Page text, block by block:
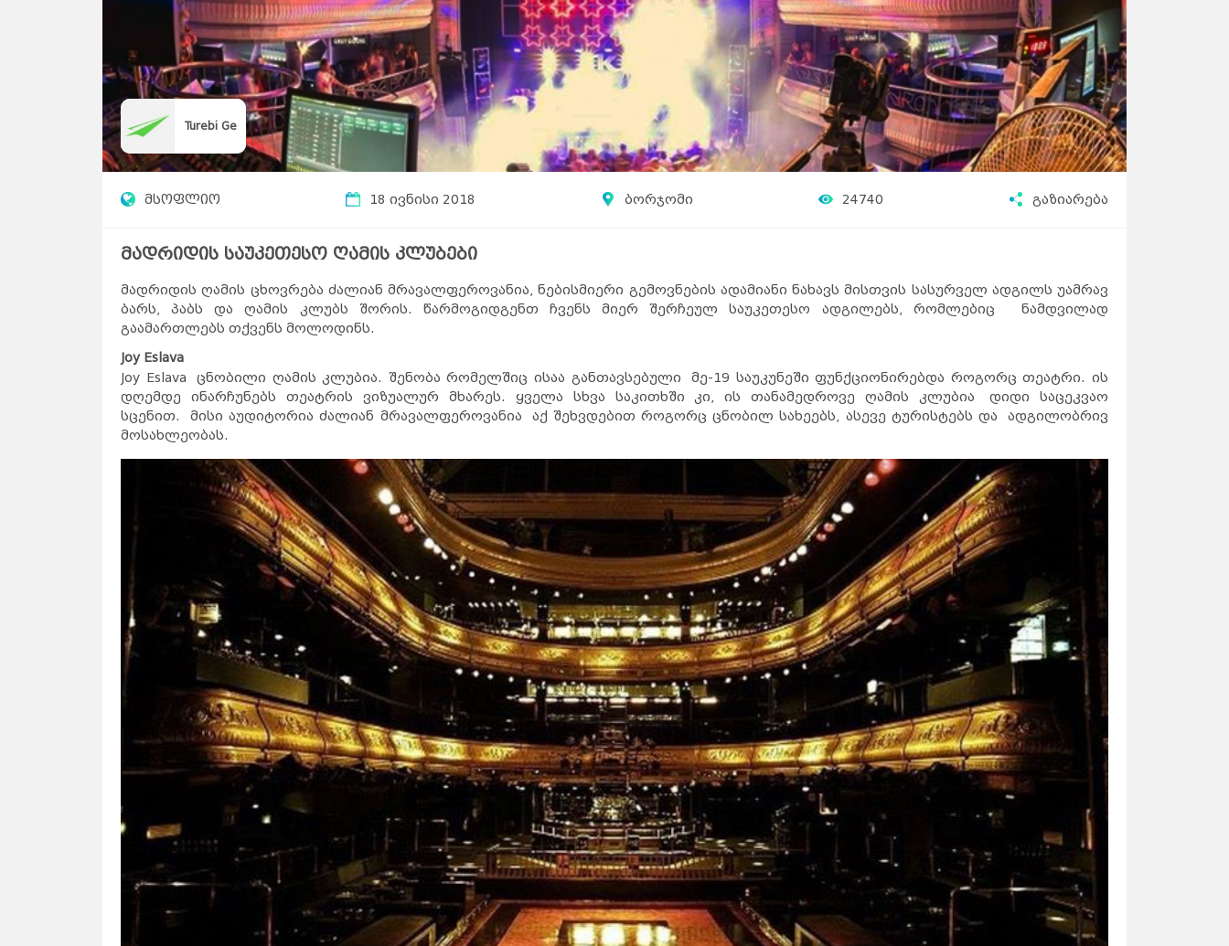
Turebi Ge
მსოფლიო 18 ივნისი 2018 ბორჯომი 24740 გაზიარება
მადრიდის საუკეთესო ღამის კლუბები
მადრიდის ღამის ცხოვრება ძალიან მრავალფეროვანია, ნებისმიერი გემოვნების ადამიანი ნახავს მისთვის სასურველ ადგილს უამრავ
ბარს, პაბს და ღამის კლუბს შორის. წარმოგიდგენთ ჩვენს მიერ შერჩეულ საუკეთესო ადგილებს, რომლებიც ნამდვილად
გაამართლებს თქვენს მოლოდინს.
Joy Eslava
Joy Eslava ცნობილი ღამის კლუბია. შენობა რომელშიც ისაა განთავსებული მე-19 საუკუნეში ფუნქციონირებდა როგორც თეატრი. ის
დღემდე ინარჩუნებს თეატრის ვიზუალურ მხარეს. ყველა სხვა საკითხში კი, ის თანამედროვე ღამის კლუბია დიდი საცეკვაო
სცენით. მისი აუდიტორია ძალიან მრავალფეროვანია აქ შეხვდებით როგორც ცნობილ სახეებს, ასევე ტურისტებს და ადგილობრივ
მოსახლეობას.